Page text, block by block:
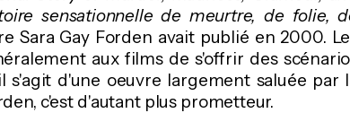
sensationnelle de meurtre, de folie,
Sara Gay Forden avait publié en 2000.
aux films de s'offrir des
s'agit d'une oeuvre largement saluée par
c'est d'autant plus prometteur.